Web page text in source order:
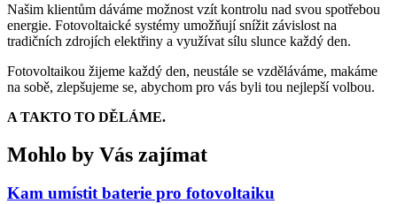
Našim klientům dáváme možnost vzít kontrolu nad svou spotřebou
energie. Fotovoltaické systémy umožňují snížit závislost na
tradičních zdrojích elektřiny a využívat sílu slunce každý den.
Fotovoltaikou žijeme každý den, neustále se vzděláváme, makáme
na sobě, zlepšujeme se, abychom pro vás byli tou nejlepší volbou.
A TAKTO TO DĚLÁME.
Mohlo by Vás zajímat
Kam umístit baterie pro fotovoltaiku